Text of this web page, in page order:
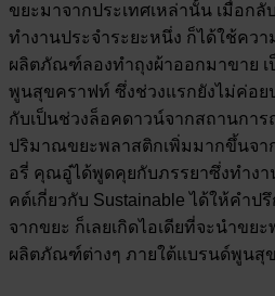
ขยะมาจากประเทศเหล่านั้น เมื่อกลั
ทำงานประจำระยะหนึ่ง ก็ได้ใช้คว
ผลิตภัณฑ์ลองทำถุงผ้าออกมาขาย เ
พูนสุขคราฟท์ ซึ่งช่วงแรกยังไม่ค่อย
กับเป็นช่วงล็อคดาวน์จากสถานการ
ปริมาณขยะพลาสติกเพิ่มมากขึ้นจา
อรี่ คุณอู๋ได้พูดคุยกับภรรยาซึ่งทำงา
คต์เกี่ยวกับ Sustainable ได้ให้คำป
จากขยะ ก็เลยเกิดไอเดียที่จะนำขย
ผลิตภัณฑ์ต่างๆ ภายใต้แบรนด์พูนสุ